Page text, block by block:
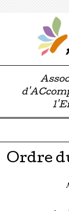
Passer directement
Ordre